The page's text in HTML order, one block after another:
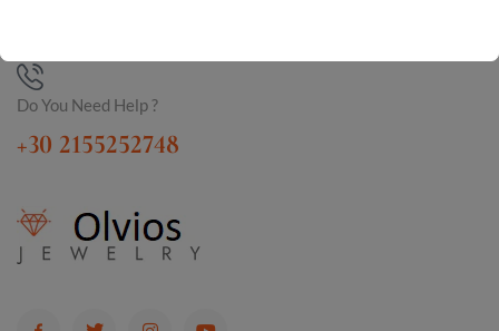
Do You Need Help ?
+30 2155252748